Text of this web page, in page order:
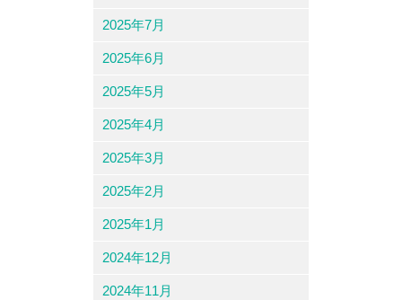
2025年7月
2025年6月
2025年5月
2025年4月
2025年3月
2025年2月
2025年1月
2024年12月
2024年11月